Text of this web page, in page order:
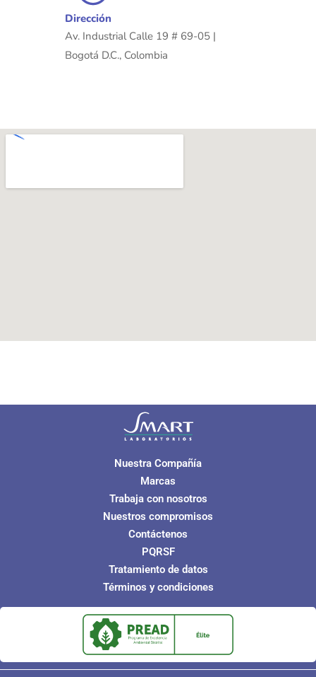
Dirección
Av. Industrial Calle 19 # 69-05 |
Bogotá D.C., Colombia
Nuestra Compañía
Marcas
Trabaja con nosotros
Nuestros compromisos
Contáctenos
PQRSF
Tratamiento de datos
Términos y condiciones